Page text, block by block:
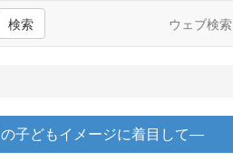
検索 ウェブ検索
子どもイメージに着目して―